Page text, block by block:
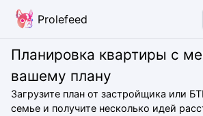
Prolefeed
Планировка квартиры с
вашему плану
Загрузите план от застройщика или
семье и получите несколько идей